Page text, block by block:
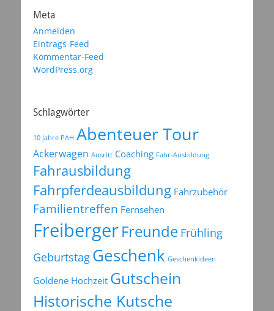
Meta
Anmelden
Eintrags-Feed
Kommentar-Feed
WordPress.org
Schlagwörter
10 Jahre PAH Abenteuer Tour
Ackerwagen Ausritt Coaching Fahr-Ausbildung
Fahrausbildung
Fahrpferdeausbildung Fahrzubehör
Familientreffen Fernsehen
FreibergerFreunde Frühling
Geburtstag Geschenk Geschenkideen
Goldene Hochzeit Gutschein
Historische Kutsche